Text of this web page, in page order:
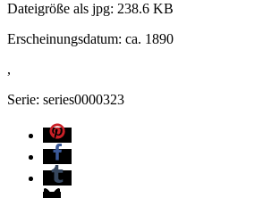
Dateigröße als jpg: 238.6 KB
Erscheinungsdatum: ca. 1890
,
Serie: series0000323